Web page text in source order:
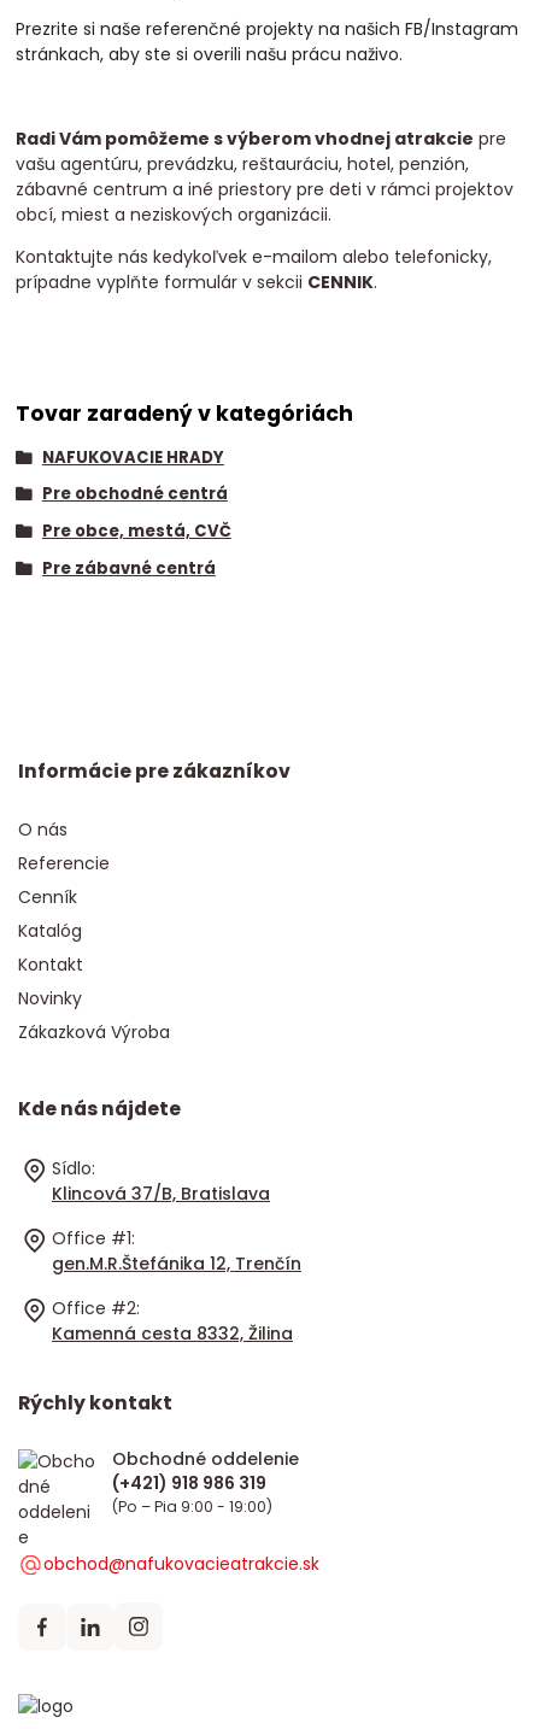
Prezrite si naše referenčné projekty na našich FB/Instagram
stránkach, aby ste si overili našu prácu naživo.
Radi Vám pomôžeme s výberom vhodnej atrakcie pre
vašu agentúru, prevádzku, reštauráciu, hotel, penzión,
zábavné centrum a iné priestory pre deti v rámci projektov
obcí, miest a neziskových organizácii.
Kontaktujte nás kedykoľvek e-mailom alebo telefonicky,
prípadne vyplňte formulár v sekcii CENNIK.
Tovar zaradený v kategóriách
NAFUKOVACIE HRADY
Pre obchodné centrá
Pre obce, mestá, CVČ
Pre zábavné centrá
Informácie pre zákazníkov
O nás
Referencie
Cenník
Katalóg
Kontakt
Novinky
Zákazková Výroba
Kde nás nájdete
Sídlo:
Klincová 37/B, Bratislava
Office #1:
gen.M.R.Štefánika 12, Trenčín
Office #2:
Kamenná cesta 8332, Žilina
Rýchly kontakt
Obchodné oddelenie
(Po – Pia 9:00 - 19:00)
obchod@nafukovacieatrakcie.sk